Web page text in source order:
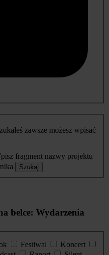
zawsze możesz wpisać
fragment nazwy projektu
Szukaj
belce: Wydarzenia
Festiwal
Koncert